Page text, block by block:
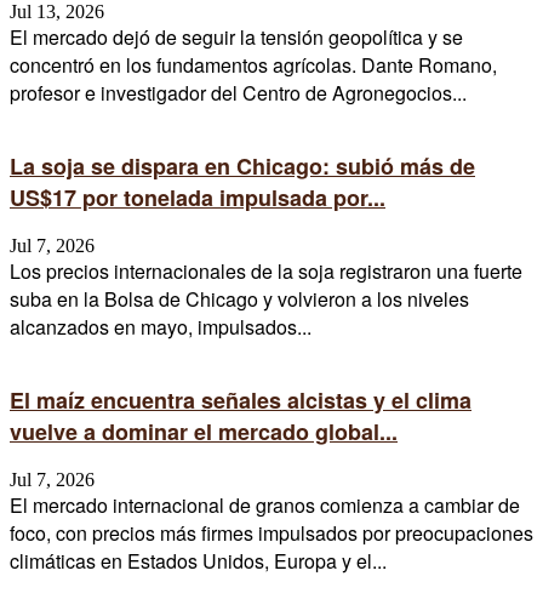
Jul 13, 2026
El mercado dejó de seguir la tensión geopolítica y se
concentró en los fundamentos agrícolas. Dante Romano,
profesor e investigador del Centro de Agronegocios...
La soja se dispara en Chicago: subió más de
US$17 por tonelada impulsada por...
Jul 7, 2026
Los precios internacionales de la soja registraron una fuerte
suba en la Bolsa de Chicago y volvieron a los niveles
alcanzados en mayo, impulsados...
El maíz encuentra señales alcistas y el clima
vuelve a dominar el mercado global...
Jul 7, 2026
El mercado internacional de granos comienza a cambiar de
foco, con precios más firmes impulsados por preocupaciones
climáticas en Estados Unidos, Europa y el...